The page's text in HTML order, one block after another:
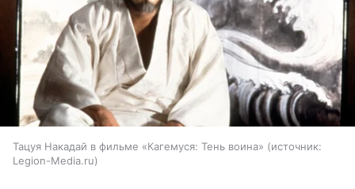
Тацуя Накадай в фильме «Кагемуся: Тень воина»
источник:
Legion-Media.ru